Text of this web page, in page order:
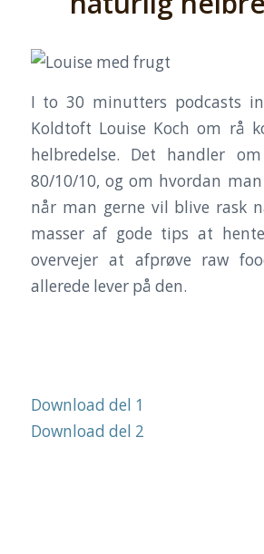
I to 30 minutters podcasts
Koldtoft Louise Koch om rå
helbredelse. Det handler
80/10/10, og om hvordan
når man gerne vil blive rask
masser af gode tips at
overvejer at afprøve raw
allerede lever på den.
Download del 1
Download del 2